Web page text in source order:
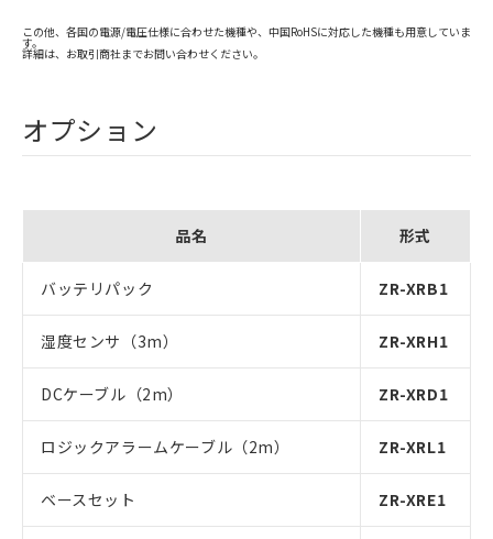
この他、各国の電源/電圧仕様に合わせた機種や、中国RoHSに対応した機種も用意していま
す。
詳細は、お取引商社までお問い合わせください。
オプション
品名 形式
バッテリパック ZR-XRB1
湿度センサ（3m） ZR-XRH1
DCケーブル（2m） ZR-XRD1
ロジックアラームケーブル（2m） ZR-XRL1
ベースセット ZR-XRE1